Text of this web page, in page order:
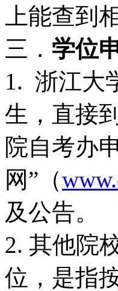
上能查到
三． 学位
1. 浙江大
生，直接
院自考办
网”（
及公告。
2. 其他院
位，是指